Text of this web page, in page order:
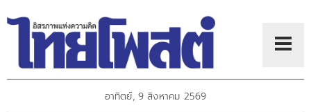
อาทิตย์, 9 สิงหาคม 2569